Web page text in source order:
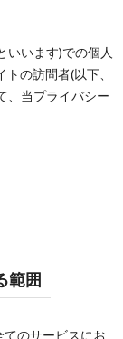
いいます)での個人
の訪問者(以下、
、当プライバシー
範囲